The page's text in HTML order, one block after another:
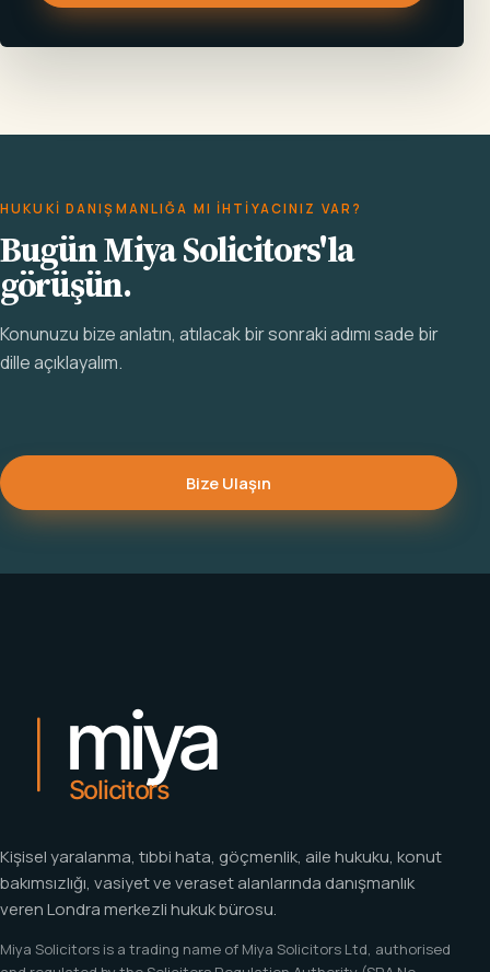
HUKUKI DANIŞMANLIĞA MI IHTIYACINIZ VAR?
Bugün Miya Solicitors'la
görüşün.
Konunuzu bize anlatın, atılacak bir sonraki adımı sade bir
dille açıklayalım.
Bize Ulaşın
Kişisel yaralanma, tıbbi hata, göçmenlik, aile hukuku, konut
bakımsızlığı, vasiyet ve veraset alanlarında danışmanlık
veren Londra merkezli hukuk bürosu.
Miya Solicitors is a trading name of Miya Solicitors Ltd, authorised